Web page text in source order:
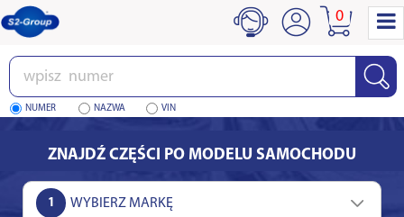
Wpisz
numer
NUMER NAZWA VIN
0
ZNAJDŹ CZĘŚCI PO MODELU SAMOCHODU
1